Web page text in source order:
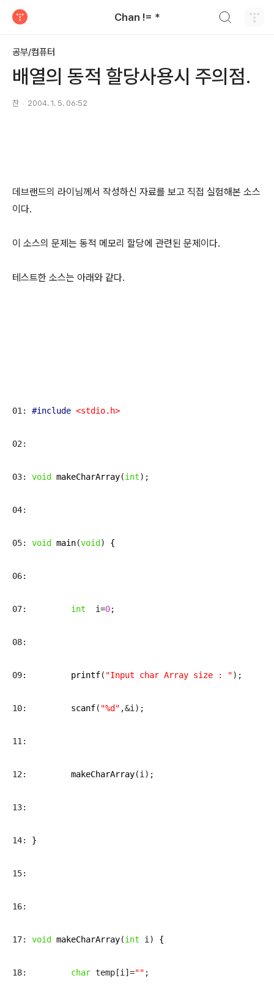
Chan != *
공부/컴퓨터
배열의 동적 할당사용시 주의점.
찬 2004. 1. 5. 06:52
데브랜드의 라이님께서 작성하신 자료를 보고 직접 실험해본 소스
이다.
이 소스의 문제는 동적 메모리 할당에 관련된 문제이다.
테스트한 소스는 아래와 같다.
01: #include <stdio.h>
02:
03: void makeCharArray(int);
04:
05: void main(void ) {
06:
07: int i=0;
08:
09: printf( "Input char Array size : ");
10: scanf( "%d" ,&i);
11:
12: makeCharArray(i);
13:
14: }
15:
16:
17: void makeCharArray(int i) {
18: char temp[i]="" ;